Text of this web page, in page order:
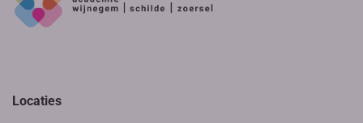
Locaties